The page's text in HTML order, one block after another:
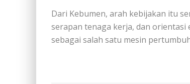
Dari Kebumen, arah kebijakan itu
serapan tenaga kerja, dan
sebagai salah satu mesin